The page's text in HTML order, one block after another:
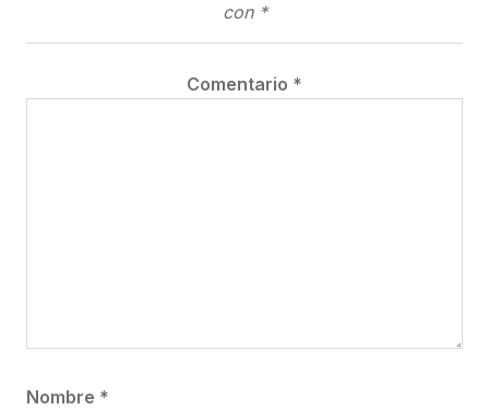
con *
Comentario *
Nombre *